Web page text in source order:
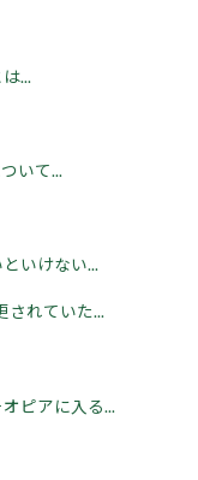
...
いて...
いけない...
されていた...
ピアに入る...